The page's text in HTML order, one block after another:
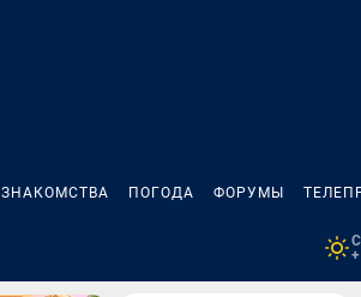
ЗНАКОМСТВА ПОГОДА ФОРУМЫ